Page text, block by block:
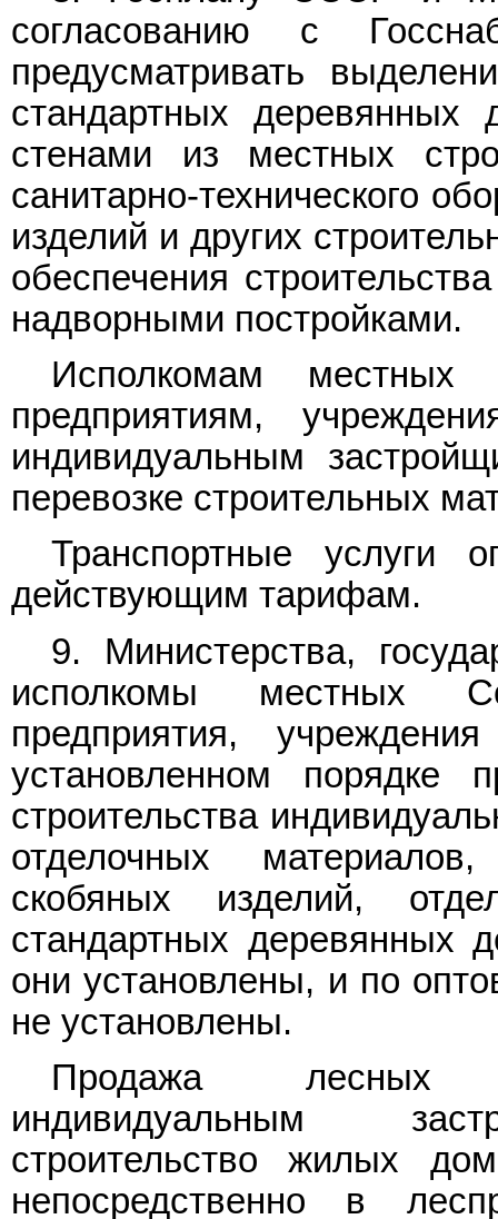
согласованию с
предусматривать
стандартных
стенами из местных
санитарно-технического
изделий и других
обеспечения
надворными постройками.
Исполкомам местных
предприятиям,
индивидуальным
перевозке строительных
Транспортные услуги
действующим тарифам.
9. Министерства,
исполкомы местных
предприятия,
установленном порядке
строительства
отделочных
скобяных изделий,
стандартных деревянных
они установлены, и по
не установлены.
Продажа лесных
индивидуальным
строительство жилых
непосредственно в